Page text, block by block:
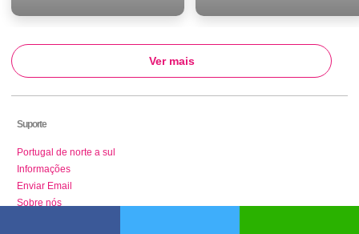
Ver mais
Suporte
Portugal de norte a sul
Informações
Enviar Email
Sobre nós